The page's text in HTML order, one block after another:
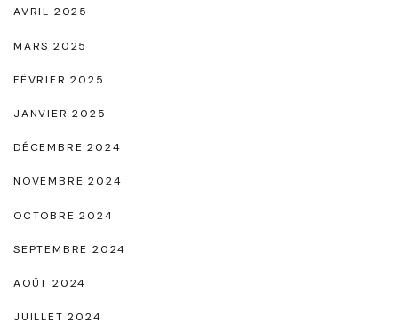
t
e
m
e
AVRIL 2025
MARS 2025
FÉVRIER 2025
JANVIER 2025
DÉCEMBRE 2024
NOVEMBRE 2024
OCTOBRE 2024
SEPTEMBRE 2024
AOÛT 2024
JUILLET 2024